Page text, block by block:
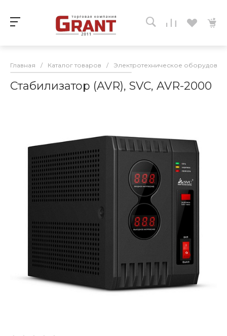
Главная / Каталог товаров / Электротехническое
Стабилизатор (AVR), SVC, AVR-2000